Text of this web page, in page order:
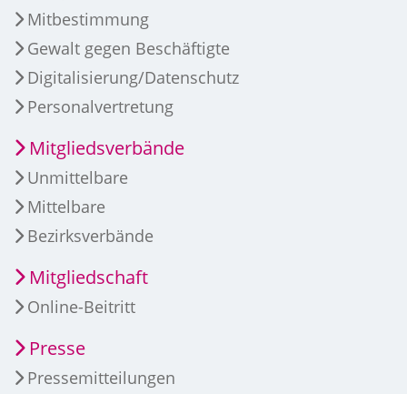
Mitbestimmung
Gewalt gegen Beschäftigte
Digitalisierung/Datenschutz
Personalvertretung
Mitgliedsverbände
Unmittelbare
Mittelbare
Bezirksverbände
Mitgliedschaft
Online-Beitritt
Presse
Pressemitteilungen